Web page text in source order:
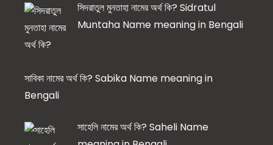
সিদরাতুল মুনতাহা নামের অর্থ কি? Sidratul
Muntaha Name meaning in Bengali
সাবিকা নামের অর্থ কি? Sabika Name meaning in
Bengali
সাহেলি নামের অর্থ কি? Saheli Name